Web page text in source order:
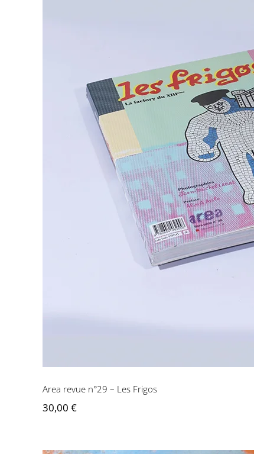
Area
Area revue n°29 – Les Frigos
30,00 €